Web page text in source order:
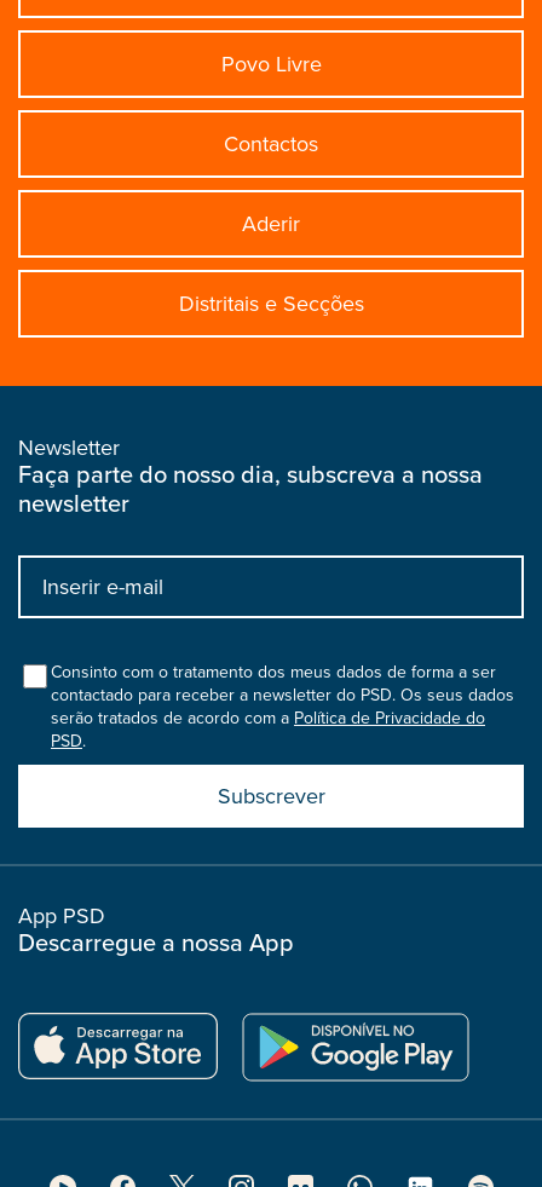
Povo Livre
Contactos
Aderir
Distritais e Secções
Newsletter
Faça parte do nosso dia, subscreva a nossa
newsletter
Input
bootstrap
colConsinto com o tratamento dos meus dados de forma a ser
contactado para receber a newsletter do PSD. Os seus dados
serão tratados de acordo com a Política de Privacidade do
PSD.
boostrap
col
App PSD
Descarregue a nossa App